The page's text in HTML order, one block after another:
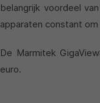
belangrijk voordeel
apparaten constant
De Marmitek
euro.